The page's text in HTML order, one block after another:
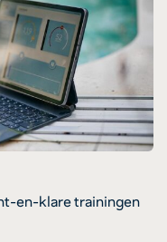
en-klare trainingen